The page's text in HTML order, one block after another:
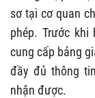
sơ tại cơ quan
phép. Trước
cung cấp bảng
đầy đủ thông
nhận được.